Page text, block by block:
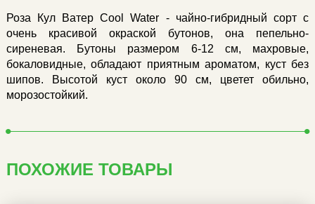
Роза Кул Ватер Cool Water - чайно-гибридный сорт с
очень красивой окраской бутонов, она пепельно-
сиреневая. Бутоны размером 6-12 см, махровые,
бокаловидные, обладают приятным ароматом, куст без
шипов. Высотой куст около 90 см, цветет обильно,
морозостойкий.
ПОХОЖИЕ ТОВАРЫ